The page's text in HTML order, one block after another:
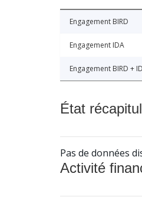
Engagement BIRD
Engagement IDA
Engagement BIRD +
État
Pas de données
Activité